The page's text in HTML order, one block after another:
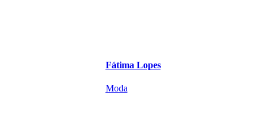
Fátima Lopes
Moda